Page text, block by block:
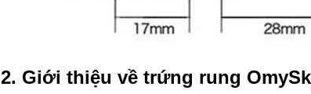
2. Giới thiệu về trứng rung